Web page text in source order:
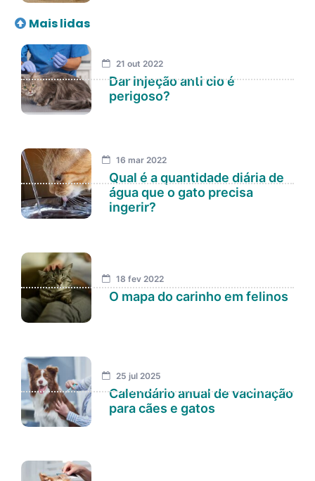
Mais lidas
21 out 2022
Dar injeção anti cio é
perigoso?
16 mar 2022
Qual é a quantidade diária de
água que o gato precisa
ingerir?
18 fev 2022
O mapa do carinho em felinos
25 jul 2025
Calendário anual de vacinação
para cães e gatos